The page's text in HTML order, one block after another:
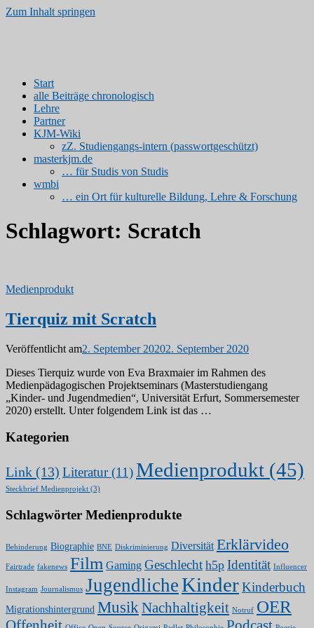
Zum Inhalt springen
Start
alle Beiträge chronologisch
Lehre
Partner
KJM-Wiki
zZ. Studiengangs-intern (passwortgeschützt)
masterkjm.de
… für Studis von Studis
wmbi
… ein Ort für kulturelle Bildung, Lehre & Forschung
Schlagwort: Scratch
Medienprodukt
Tierquiz mit Scratch
Veröffentlicht am2. September 20202. September 2020
Dieses Tierquiz wurde von Eva Braxmaier im Rahmen des
Medienpädagogischen Projektseminars (Masterstudiengang
„Kinder- und Jugendmedien“, Universität Erfurt, Sommersemester
2020) erstellt. Unter folgendem Link ist das …
Kategorien
Link (13) Literatur(11)Medienprodukt (45)
Steckbrief Medienprojekt (3)
Schlagwörter Medienprodukte
Behinderung Biographie BNE Diskriminierung Diversität Erklärvideo
Fairtrade fakenews Film Gaming Geschlecht h5p Identität Influencer
Instagram Journalismus JugendlicheKinderKinderbuch
Migrationshintergrund Musik Nachhaltigkeit Notruf OER
Offenheit Podcast